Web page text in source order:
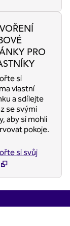
PRO
si
vlastní
a sdílejte
se svými
aby si mohli
pokoje.
si svůj
1/2